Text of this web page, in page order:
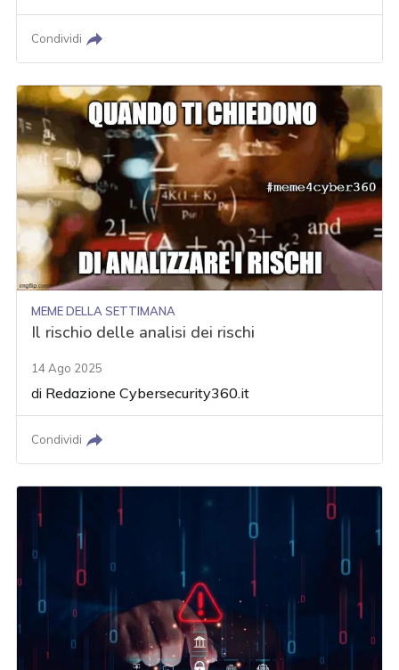
Condividi
MEME DELLA SETTIMANA
Il rischio delle analisi dei rischi
14 Ago 2025
di Redazione Cybersecurity360.it
Condividi